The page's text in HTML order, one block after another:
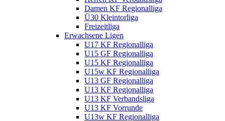
Damen KF Regionalliga
Ü30 Kleintorliga
Freizeitliga
Erwachsene Ligen
U17 KF Regionalliga
U15 GF Regionalliga
U15 KF Regionalliga
U15w KF Regionalliga
U13 GF Regionalliga
U13 KF Regionalliga
U13 KF Verbandsliga
U13 KF Vorrunde
U13w KF Regionalliga